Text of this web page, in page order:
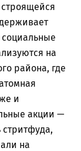
на
района, где
и
акции —
на